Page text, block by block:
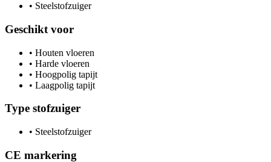
• Steelstofzuiger
Geschikt voor
• Houten vloeren
• Harde vloeren
• Hoogpolig tapijt
• Laagpolig tapijt
Type stofzuiger
• Steelstofzuiger
CE markering